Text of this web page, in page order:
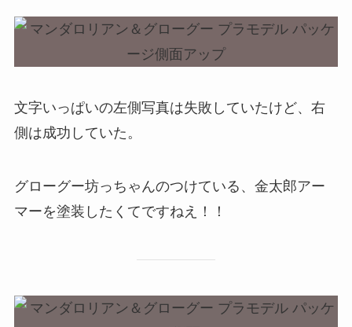
文字いっぱいの左側写真は失敗していたけど、右
側は成功していた。
グローグー坊っちゃんのつけている、金太郎アー
マーを塗装したくてですねえ！！